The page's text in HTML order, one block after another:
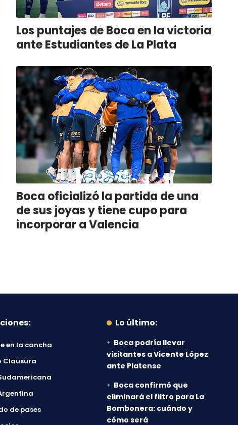
Los puntajes de Boca en la victoria
ante Estudiantes de La Plata
Boca oficializó la partida de una
de sus joyas y tiene cupo para
incorporar a Valencia
en la cancha
Clausura
de pases
Lo último:
Boca podría llevar
visitantes a Vicente López
ante Platense
Boca confirmó que
eliminará el filtro para La
Bombonera: cuándo y
cómo será